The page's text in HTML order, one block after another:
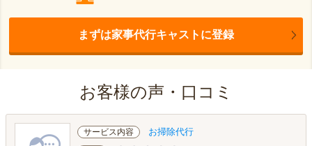
まずは家事代行キャストに登録
お客様の声・口コミ
サービス内容 お掃除代行